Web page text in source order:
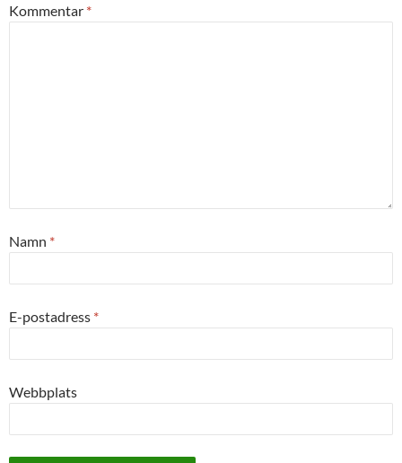
Kommentar *
Namn *
E-postadress *
Webbplats